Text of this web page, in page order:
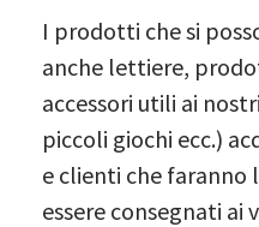
I prodotti che si
anche lettiere,
accessori utili ai
piccoli giochi ecc.)
e clienti che faranno
essere consegnati